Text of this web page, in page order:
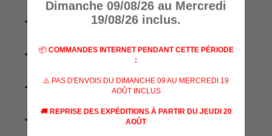
• A propos de nous
• Nos marques
• Nos spécialisations
• Nos services
Dimanche 09/08/26 au Mercredi
19/08/26 inclus.
📦 COMMANDES INTERNET PENDANT CETTE PÉRIODE
:
⚠️ PAS D'ENVOIS DU DIMANCHE 09 AU MERCREDI 19
AOÛT INCLUS
🚚 REPRISE DES EXPÉDITIONS À PARTIR DU JEUDI 20
AOÛT